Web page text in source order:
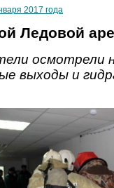
2017 года
Ледовой
осмотрели
выходы и